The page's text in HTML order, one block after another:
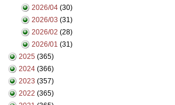
2026/04 (30)
2026/03 (31)
2026/02 (28)
2026/01 (31)
2025 (365)
2024 (366)
2023 (357)
2022 (365)